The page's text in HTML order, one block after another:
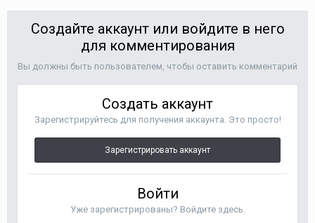
Создайте аккаунт или войдите в него
для комментирования
Вы должны быть пользователем, чтобы оставить комментарий
Создать аккаунт
Зарегистрируйтесь для получения аккаунта. Это просто!
Зарегистрировать аккаунт
Войти
Уже зарегистрированы? Войдите здесь.